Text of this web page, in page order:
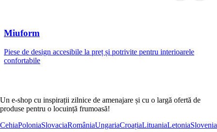
Miuform
Piese de design accesibile la preț și potrivite pentru interioarele
confortabile
Un e-shop cu inspirații zilnice de amenajare și cu o largă ofertă de
produse pentru o locuință frumoasă!
CehiaPoloniaSlovaciaRomâniaUngariaCroațiaLituaniaLetoniaSlovenia